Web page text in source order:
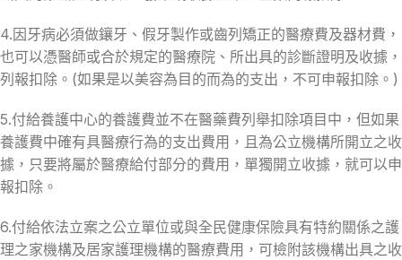
4.因牙病必須做鑲牙、假牙製作或齒列矯正的醫療費及器材費，
也可以憑醫師或合於規定的醫療院、所出具的診斷證明及收據，
列報扣除。(如果是以美容為目的而為的支出，不可申報扣除。)
5.付給養護中心的養護費並不在醫藥費列舉扣除項目中，但如果
養護費中確有具醫療行為的支出費用，且為公立機構所開立之收
據，只要將屬於醫療給付部分的費用，單獨開立收據，就可以申
報扣除。
6.付給依法立案之公立單位或與全民健康保險具有特約關係之護
理之家機構及居家護理機構的醫療費用，可檢附該機構出具之收